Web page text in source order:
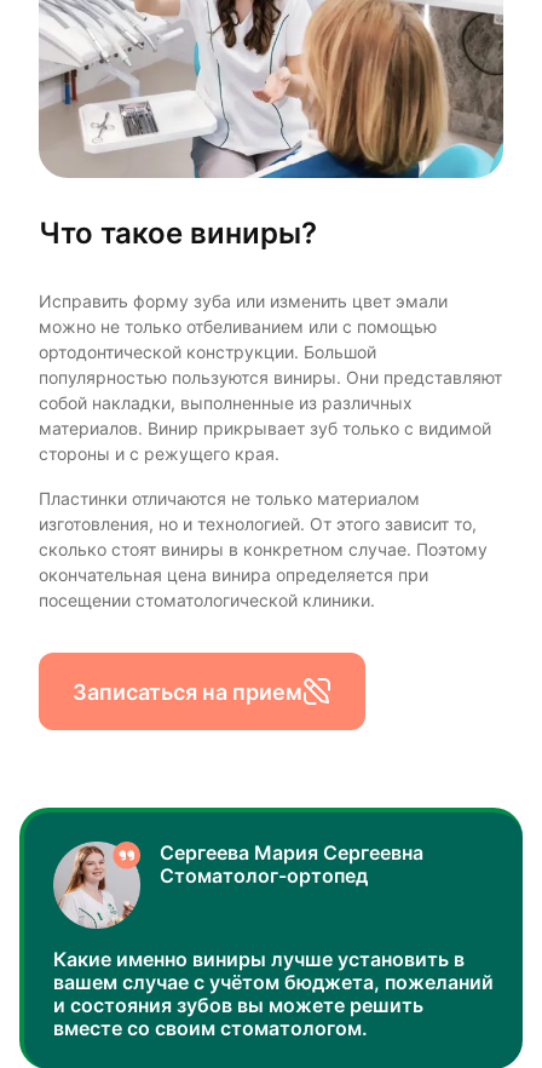
Что такое виниры?
Исправить форму зуба или изменить цвет эмали
можно не только отбеливанием или с помощью
ортодонтической конструкции. Большой
популярностью пользуются виниры. Они представляют
собой накладки, выполненные из различных
материалов. Винир прикрывает зуб только с видимой
стороны и с режущего края.
Пластинки отличаются не только материалом
изготовления, но и технологией. От этого зависит то,
сколько стоят виниры в конкретном случае. Поэтому
окончательная цена винира определяется при
посещении стоматологической клиники.
Записаться на прием
Сергеева Мария Сергеевна
Стоматолог-ортопед
Какие именно виниры лучше установить в
вашем случае с учётом бюджета, пожеланий
и состояния зубов вы можете решить
вместе со своим стоматологом.